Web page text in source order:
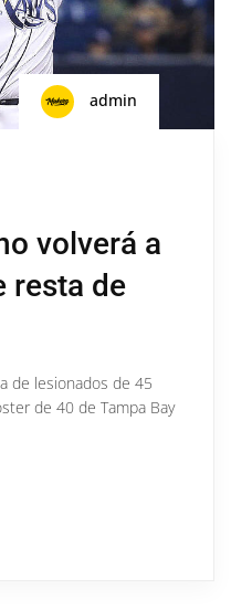
admin
volverá a
resta de
de lesionados de 45
de 40 de Tampa Bay